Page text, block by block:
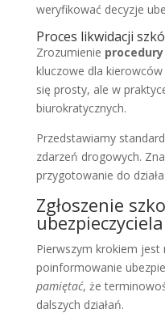
weryfikować decyzje
Proces likwidacji
Zrozumienie
kluczowe dla
się prosty, ale w
biurokratycznych.
Przedstawiamy
zdarzeń drogowych.
przygotowanie do
Zgłoszenie
ubezpieczyciela
Pierwszym krokiem
poinformowanie
pamiętać, że
dalszych działań.